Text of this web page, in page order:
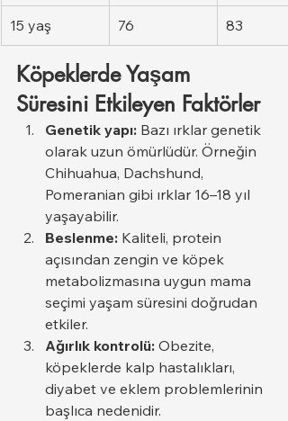
15 yaş 76 83
Köpeklerde Yaşam
Süresini Etkileyen Faktörler
Genetik yapı: Bazı ırklar genetik
olarak uzun ömürlüdür. Örneğin
Chihuahua, Dachshund,
Pomeranian gibi ırklar 16–18 yıl
yaşayabilir.
Beslenme: Kaliteli, protein
açısından zengin ve köpek
metabolizmasına uygun mama
seçimi yaşam süresini doğrudan
etkiler.
Ağırlık kontrolü: Obezite,
köpeklerde kalp hastalıkları,
diyabet ve eklem problemlerinin
başlıca nedenidir.